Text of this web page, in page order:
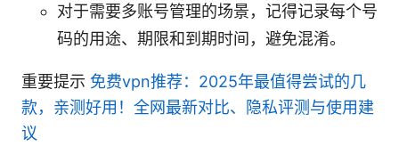
对于需要多账号管理的场景，记得记录每个号
码的用途、期限和到期时间，避免混淆。
重要提示 免费vpn推荐：2025年最值得尝试的几
款，亲测好用！全网最新对比、隐私评测与使用建
议